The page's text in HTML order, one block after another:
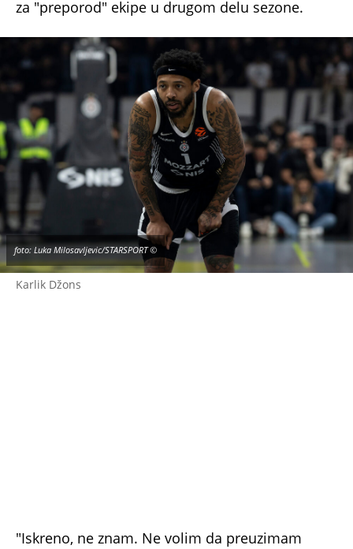
Karlik Džons
foto: Luka Milosavljevic/STARSPORT ©
povređen, ali je moj mentalitet po povratku bio